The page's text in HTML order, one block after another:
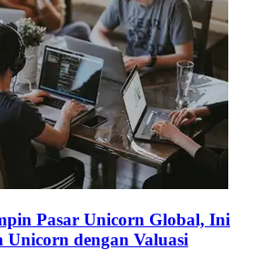
Pasar Unicorn Global, Ini
Unicorn dengan Valuasi